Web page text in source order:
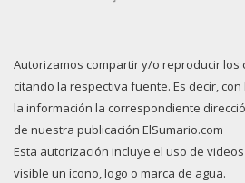
Autorizamos compartir y/o reproducir los
citando la respectiva fuente. Es decir,
la información la correspondiente
de nuestra publicación ElSumario.com
Esta autorización incluye el uso de
visible un ícono, logo o marca de agua.